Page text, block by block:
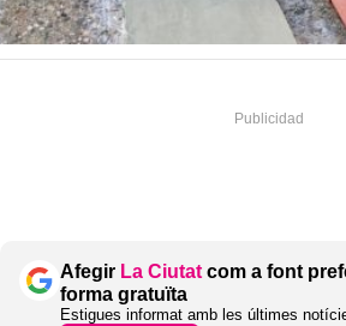
Afegir La Ciutatcom a font
forma gratuïta
Estigues informat amb les últimes